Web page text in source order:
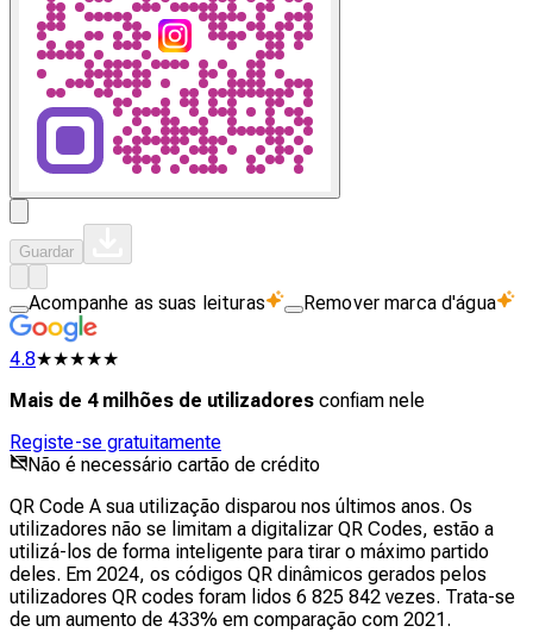
Guardar
Acompanhe as suas leituras Remover marca d'água
4.8★★★★★
Mais de 4 milhões de utilizadores confiam nele
Registe-se gratuitamente
Não é necessário cartão de crédito
QR Code A sua utilização disparou nos últimos anos. Os
utilizadores não se limitam a digitalizar QR Codes, estão a
utilizá-los de forma inteligente para tirar o máximo partido
deles. Em 2024, os códigos QR dinâmicos gerados pelos
utilizadores QR codes foram lidos 6 825 842 vezes. Trata-se
de um aumento de 433% em comparação com 2021.